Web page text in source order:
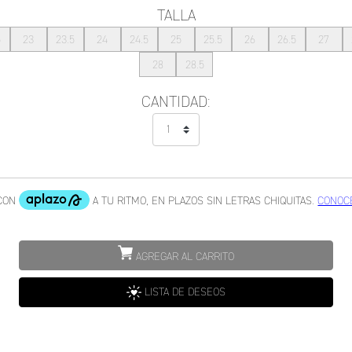
TALLA
23 23.5 24 24.5 25 25.5 26 26.5 27
28
28.5
CANTIDAD:
AGREGAR AL CARRITO
LISTA DE DESEOS